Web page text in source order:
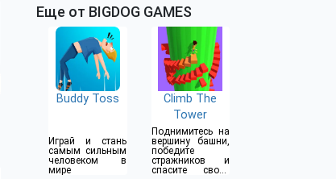
игроков
Еще от BIGDOG GAMES
Buddy Toss
Играй и стань
самым сильным
человеком в
мире
Climb The
Tower
Поднимитесь на
вершину башни,
победите
стражников и
спасите своих